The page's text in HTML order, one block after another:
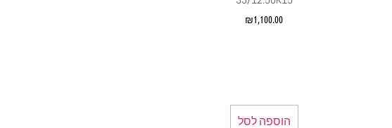
₪1,100.00
הוספה לסל